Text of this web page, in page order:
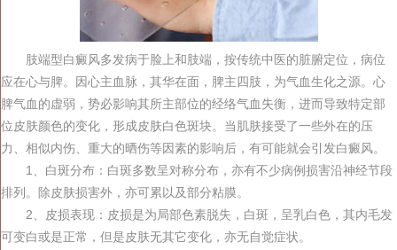
肢端型白癜风多发病于脸上和肢端，按传统中医的脏腑定位，病位
应在心与脾。因心主血脉，其华在面，脾主四肢，为气血生化之源。心
脾气血的虚弱，势必影响其所主部位的经络气血失衡，进而导致特定部
位皮肤颜色的变化，形成皮肤白色斑块。当肌肤接受了一些外在的压
力、相似内伤、重大的晒伤等因素的影响后，有可能就会引发白癜风。
1、白斑分布：白斑多数呈对称分布，亦有不少病例损害沿神经节段
排列。除皮肤损害外，亦可累以及部分粘膜。
2、皮损表现：皮损是为局部色素脱失，白斑，呈乳白色，其内毛发
可变白或是正常，但是皮肤无其它变化，亦无自觉症状。